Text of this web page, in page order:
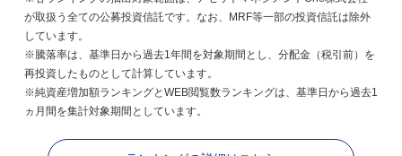
が取扱う全ての公募投資信託です。なお、MRF等一部の投資信託は除外
しています。
※騰落率は、基準日から過去1年間を対象期間とし、分配金（税引前）を
再投資したものとして計算しています。
※純資産増加額ランキングとWEB閲覧数ランキングは、基準日から過去1
ヵ月間を集計対象期間としています。